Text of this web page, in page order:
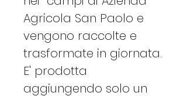
Agricola San Paolo e
vengono raccolte e
trasformate in giornata.
E' prodotta
aggiungendo solo un